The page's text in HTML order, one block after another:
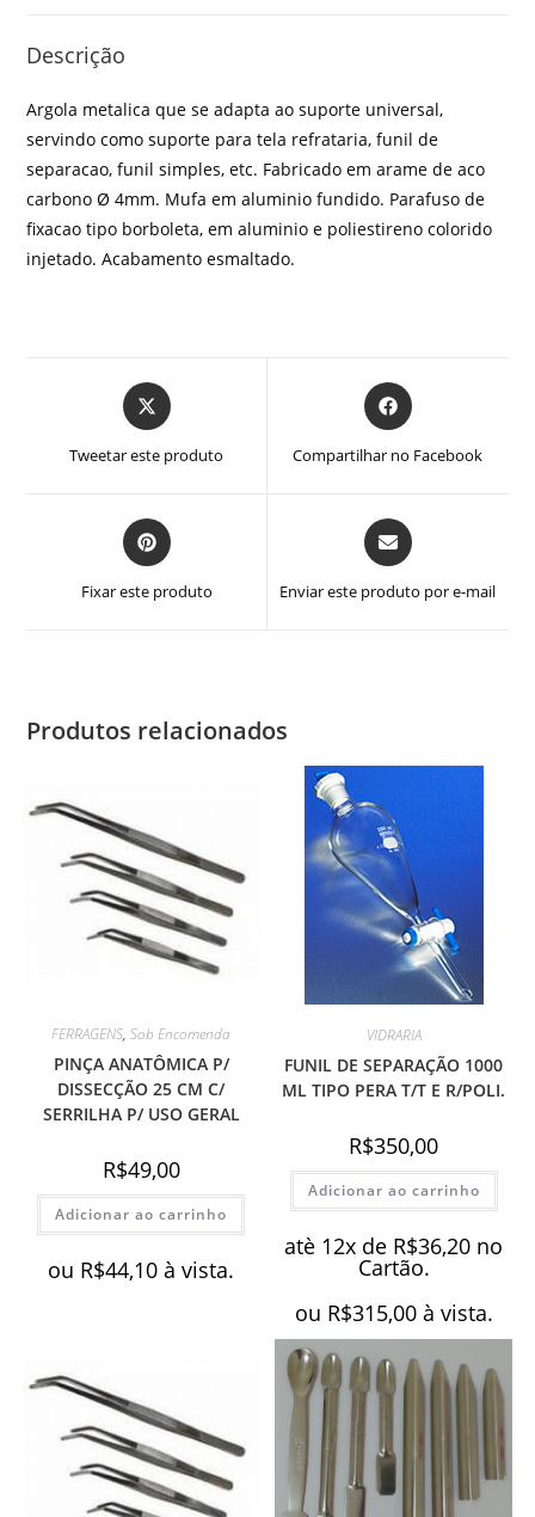
Descrição
Argola metalica que se adapta ao suporte universal,
servindo como suporte para tela refrataria, funil de
separacao, funil simples, etc. Fabricado em arame de aco
carbono Ø 4mm. Mufa em aluminio fundido. Parafuso de
fixacao tipo borboleta, em aluminio e poliestireno colorido
injetado. Acabamento esmaltado.
Abre
em
Tweetar este produto
Abre
em
uma
Compartilhar no Facebook
Abre
em
nova
Fixar este produto
Abre
em
uma
nova
Enviar este produto por e-mail
Produtos relacionados
FERRAGENS,Sob Encomenda
PINÇA ANATÔMICA P/
DISSECÇÃO 25 CM C/
SERRILHA P/ USO GERAL
R$49,00
Adicionar ao carrinho
ou R$44,10 à vista.
VIDRARIA
FUNIL DE SEPARAÇÃO 1000
ML TIPO PERA T/T E R/POLI.
R$350,00
Adicionar ao carrinho
atè 12x de R$36,20 no
Cartão.
ou R$315,00 à vista.